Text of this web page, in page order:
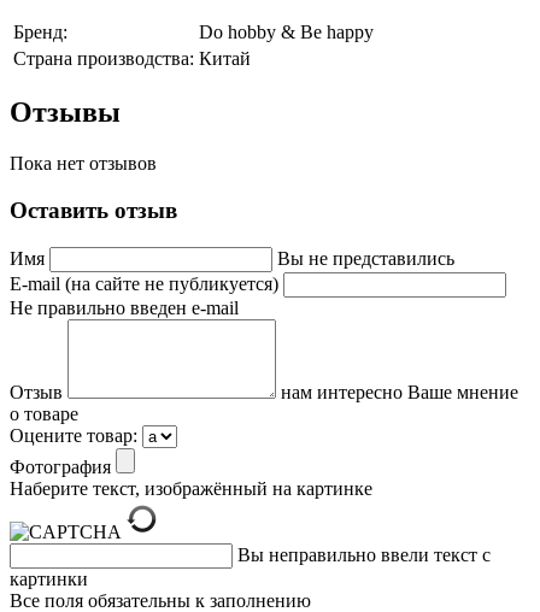
Бренд:
Do hobby & Be happy
Страна производства: Китай
Отзывы
Пока нет отзывов
Оставить отзыв
Имя
Вы не представились
E-mail (на сайте не публикуется)
Не правильно введен e-mail
Отзыв
нам интересно Ваше мнение
о товаре
Оцените товар:
Фотография
Наберите текст, изображённый на картинке
Вы неправильно ввели текст с
картинки
Все поля обязательны к заполнению